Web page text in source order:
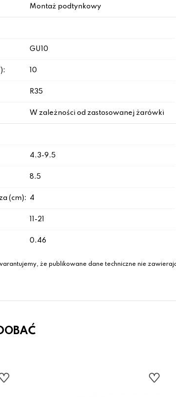
Montaż podtynkowy
GU10
10
R35
W zależności od zastosowanej żarówki
4.3-9.5
8.5
(cm): 4
11-21
0.46
że publikowane dane techniczne nie